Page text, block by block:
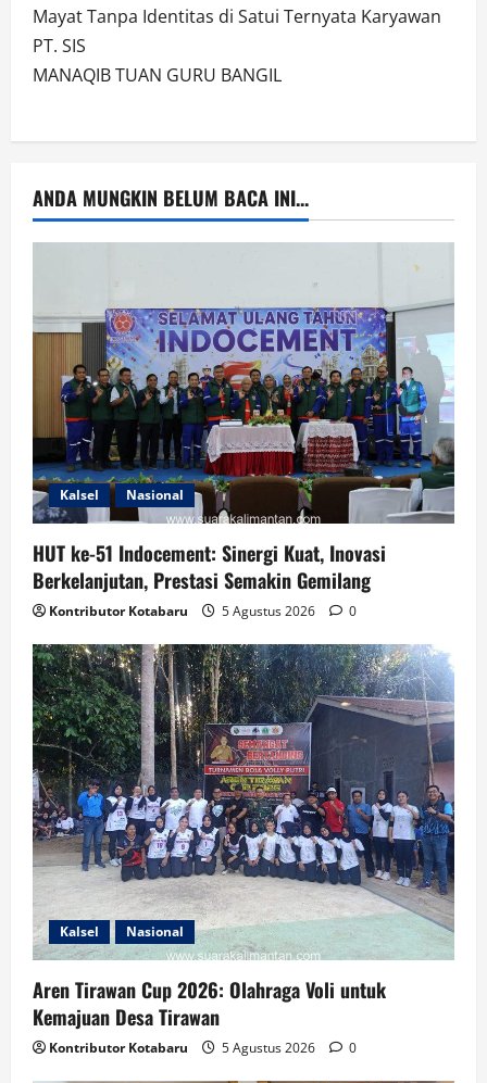
Mayat Tanpa Identitas di Satui Ternyata Karyawan
PT. SIS
MANAQIB TUAN GURU BANGIL
ANDA MUNGKIN BELUM BACA INI...
Kalsel Nasional
HUT ke-51 Indocement: Sinergi Kuat, Inovasi
Berkelanjutan, Prestasi Semakin Gemilang
Kontributor Kotabaru 5 Agustus 2026 0
Kalsel Nasional
Aren Tirawan Cup 2026: Olahraga Voli untuk
Kemajuan Desa Tirawan
Kontributor Kotabaru 5 Agustus 2026 0